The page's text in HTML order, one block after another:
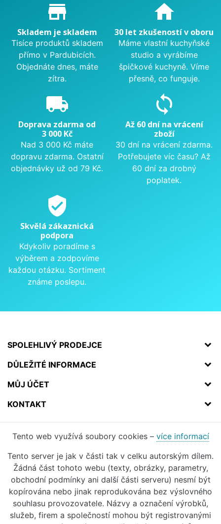
Proč nakupovat u nás?
store_mall_directory
Skladem je skladem
Tisíce produktů skladem
přímo v Pardubicích.
Objednáte dnes, máte
zítra.
home
30 let zkušeností v oboru
Máme vlastní kuchyňské
studio a vyrábíme
špičkové kuchyně. Víme
přesně, co funguje.
local_shipping
Doprava zdarma od
3 000 Kč
Nad 3 000 Kč máte
dopravu zdarma. Ostatní
objednávky už od 79 Kč.
sync
Až 60 dní na vrácení
zboží
30 dní na vrácení zdarma.
Potřebujete víc času? Až
60 dní za drobný
poplatek.
verified_user
Skvělá zákaznická
podpora
Kdykoliv poradíme s
výběrem a zodpovíme
každou otázku. Sortiment
známe poslepu.
SPOLEHLIVÝ PRODEJCE
DŮLEŽITÉ INFORMACE
MŮJ ÚČET
KONTAKT
Tento web využívá soubory cookies – více informací
Tento server je jak v části tak v celku autorským dílem.
Žádná část tohoto webu (texty, obrázky, parametry,
obchodní podmínky ani další části serveru) nesmí být
kopírována nebo jinak reprodukována bez výslovného
souhlasu provozovatele. Názvy a označení výrobků,
služeb, firem a společností mohou být registrovanými